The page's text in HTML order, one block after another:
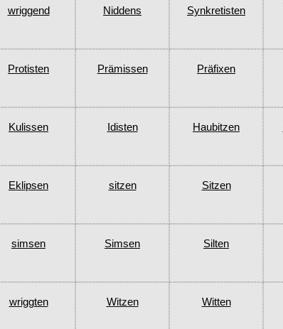
wriggend Niddens Synkretisten
Protisten Prämissen Präfixen
Kulissen Idisten Haubitzen
Eklipsen sitzen Sitzen
simsen Simsen Silten
wriggten Witzen Witten